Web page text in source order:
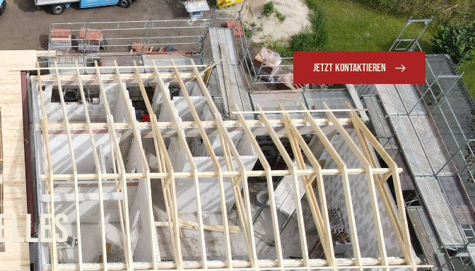
JETZT KONTAKTIEREN